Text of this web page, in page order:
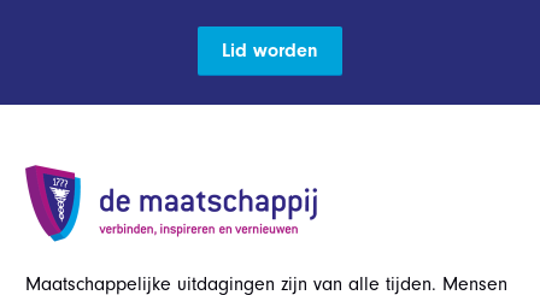
Lid worden
Maatschappelijke uitdagingen zijn van alle tijden. Mensen